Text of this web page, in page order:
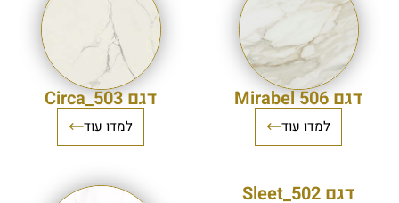
דגם Mirabel 506
למדו עוד
דגם 503_Circa
למדו עוד
דגם 502_Sleet